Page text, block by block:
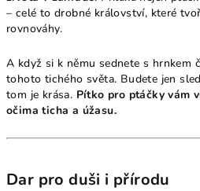
– celé to drobné království, které
rovnováhy.
A když si k němu sednete s hrnkem
tohoto tichého světa. Budete jen
tom je krása. Pítko pro ptáčky vám
očima ticha a úžasu.
Dar pro duši i přírodu